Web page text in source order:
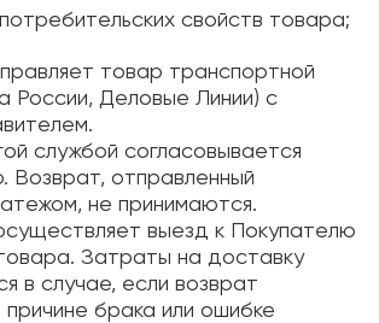
свойств товара;
товар транспортной
России, Деловые Линии) с
службой согласовывается
Возврат, отправленный
не принимаются.
выезд к Покупателю
Затраты на доставку
в случае, если возврат
брака или ошибке